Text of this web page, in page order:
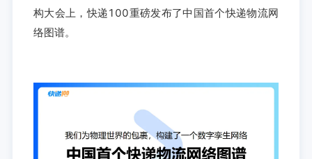
构大会上，快递100重磅发布了中国首个快递物流网
络图谱。